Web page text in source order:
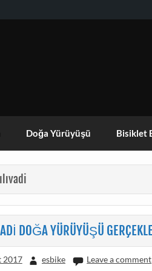
& ESDAG
BISIKLET TOPLULUGU
Doğa Yürüyüşü Bisiklet
DOĞA YÜRÜYÜŞÜ
2017 esbike Leave a comment